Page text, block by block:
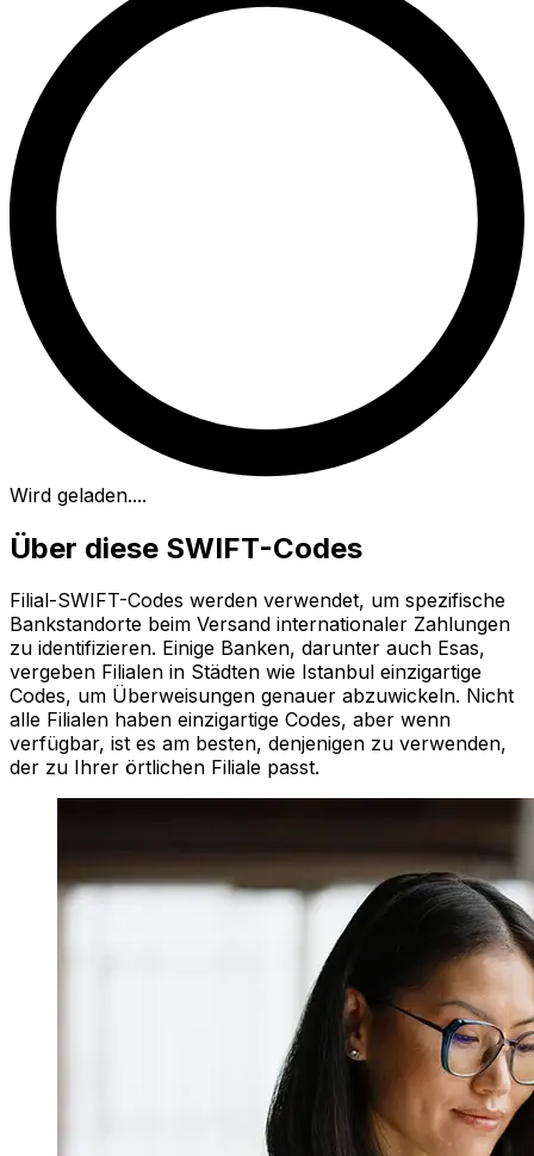
Wird geladen....
Über diese SWIFT-Codes
Filial-SWIFT-Codes werden verwendet, um spezifische
Bankstandorte beim Versand internationaler Zahlungen
zu identifizieren. Einige Banken, darunter auch Esas,
vergeben Filialen in Städten wie Istanbul einzigartige
Codes, um Überweisungen genauer abzuwickeln. Nicht
alle Filialen haben einzigartige Codes, aber wenn
verfügbar, ist es am besten, denjenigen zu verwenden,
der zu Ihrer örtlichen Filiale passt.